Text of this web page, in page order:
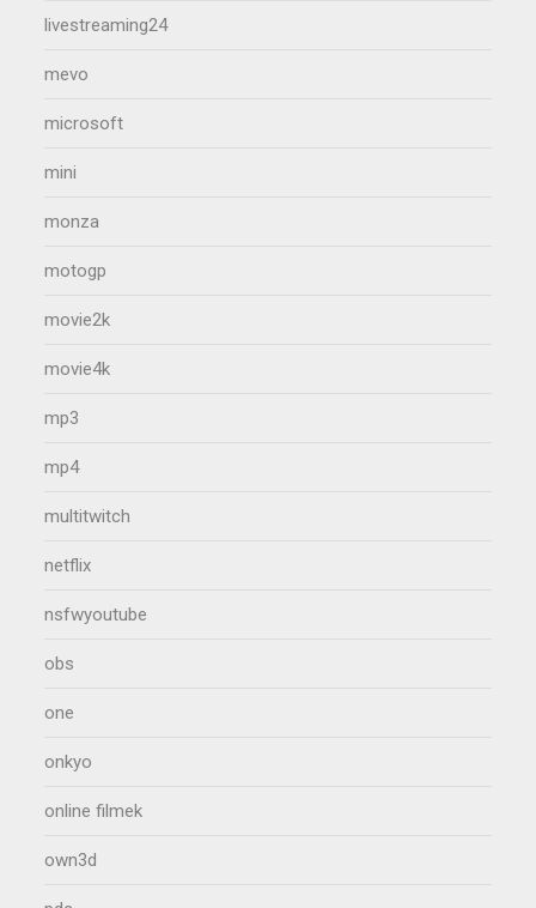
livestreaming24
mevo
microsoft
mini
monza
motogp
movie2k
movie4k
mp3
mp4
multitwitch
netflix
nsfwyoutube
obs
one
onkyo
online filmek
own3d